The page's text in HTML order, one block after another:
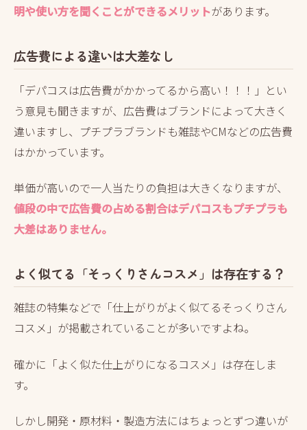
明や使い方を聞くことができるメリットがあります。
広告費による違いは大差なし
「デパコスは広告費がかかってるから高い！！！」とい
う意見も聞きますが、広告費はブランドによって大きく
違いますし、プチプラブランドも雑誌やCMなどの広告費
はかかっています。
単価が高いので一人当たりの負担は大きくなりますが、
値段の中で広告費の占める割合はデパコスもプチプラも
大差はありません。
よく似てる「そっくりさんコスメ」は存在する？
雑誌の特集などで「仕上がりがよく似てるそっくりさん
コスメ」が掲載されていることが多いですよね。
確かに「よく似た仕上がりになるコスメ」は存在しま
す。
しかし開発・原材料・製造方法にはちょっとずつ違いが